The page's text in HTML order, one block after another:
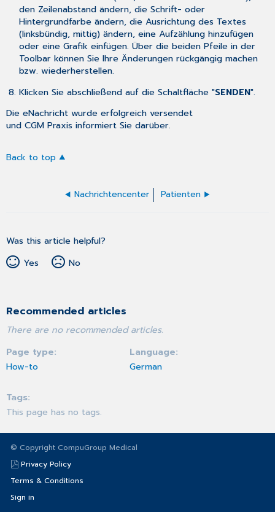
den Zeilenabstand ändern, die Schrift- oder
Hintergrundfarbe ändern, die Ausrichtung des Textes
(linksbündig, mittig) ändern, eine Aufzählung hinzufügen
oder eine Grafik einfügen. Über die beiden Pfeile in der
Toolbar können Sie Ihre Änderungen rückgängig machen
bzw. wiederherstellen.
Klicken Sie abschließend auf die Schaltfläche "SENDEN".
Die eNachricht wurde erfolgreich versendet
und CGM Praxis informiert Sie darüber.
Back to top
Nachrichtencenter Patienten
Was this article helpful?
Yes
No
Recommended articles
There are no recommended articles.
Page type
How-to
Language
German
Tags
This page has no tags.
© Copyright CompuGroup Medical
Privacy Policy
Terms & Conditions
Sign in